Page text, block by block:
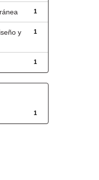
1
1
y
1
1